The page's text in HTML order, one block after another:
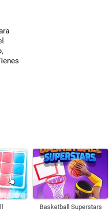
Basketball Superstars